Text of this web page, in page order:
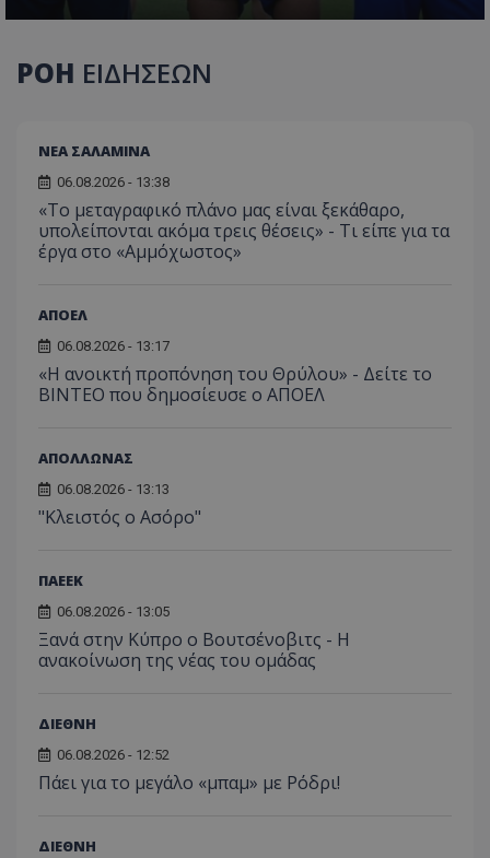
ΡΟΗ ΕΙΔΗΣΕΩΝ
ΝΕΑ ΣΑΛΑΜΙΝΑ
06.08.2026 - 13:38
«Το μεταγραφικό πλάνο μας είναι ξεκάθαρο,
υπολείπονται ακόμα τρεις θέσεις» - Τι είπε για τα
έργα στο «Αμμόχωστος»
ΑΠΟΕΛ
06.08.2026 - 13:17
«Η ανοικτή προπόνηση του Θρύλου» - Δείτε το
ΒΙΝΤΕΟ που δημοσίευσε ο ΑΠΟΕΛ
ΑΠΟΛΛΩΝΑΣ
06.08.2026 - 13:13
"Κλειστός ο Ασόρο"
ΠΑΕΕΚ
06.08.2026 - 13:05
Ξανά στην Κύπρο ο Βουτσένοβιτς - Η
ανακοίνωση της νέας του ομάδας
ΔΙΕΘΝΗ
06.08.2026 - 12:52
Πάει για το μεγάλο «μπαμ» με Ρόδρι!
ΔΙΕΘΝΗ